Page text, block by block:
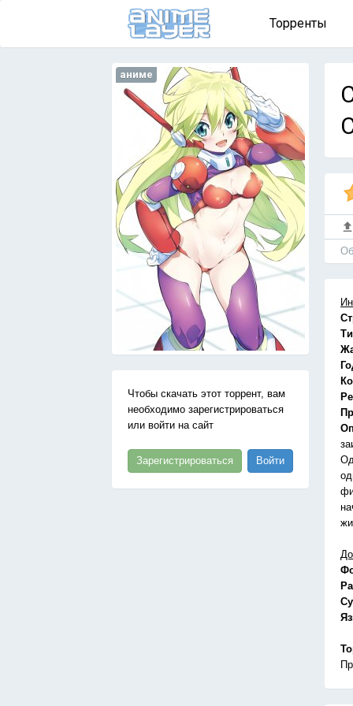
Торренты
аниме
Чтобы скачать этот торрент, вам
необходимо зарегистрироваться
или войти на сайт
Зарегистрироваться Войти